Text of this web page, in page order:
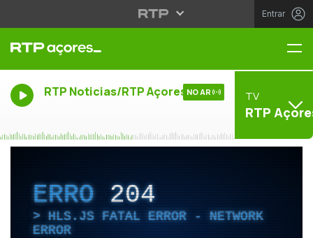
Entrar
RTP Noticias/RTP Açores NO AR TV
RTP
ERRO204
HLS.JS FATAL ERROR - NETWORK
ERROR